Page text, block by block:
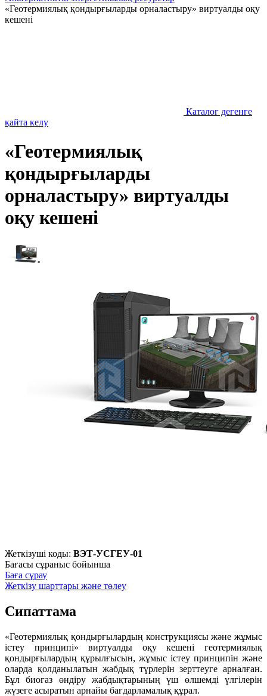
«Геотермиялық қондырғыларды орналастыру» виртуалды оқу
кешені
Каталог дегенге
қайта келу
«Геотермиялық
қондырғыларды
орналастыру» виртуалды
оқу кешені
Жеткізуші коды: ВЭТ-УСГЕУ-01
Бағасы сұраныс бойынша
Баға сұрау
Жеткізу шарттары және төлеу
Сипаттама
«Геотермиялық қондырғылардың конструкциясы және жұмыс
істеу принципі» виртуалды оқу кешені геотермиялық
қондырғылардың құрылғысын, жұмыс істеу принципін және
оларда қолданылатын жабдық түрлерін зерттеуге арналған.
Бұл биогаз өндіру жабдықтарының үш өлшемді үлгілерін
жүзеге асыратын арнайы бағдарламалық құрал.